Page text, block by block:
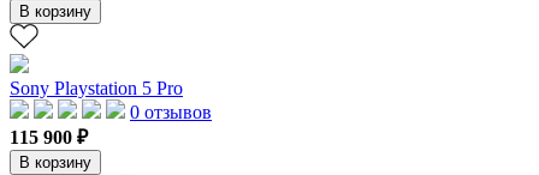
В корзину
Sony Playstation 5 Pro
0 отзывов
115 900 ₽
В корзину